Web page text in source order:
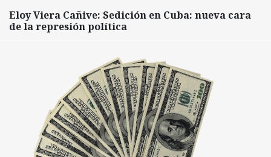
Eloy Viera Cañive: Sedición en Cuba: nueva cara
de la represión política